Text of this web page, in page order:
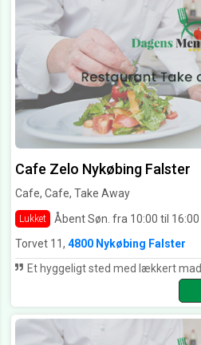
Cafe Zelo Nykøbing Falster
Cafe, Cafe, Take Away
Lukket Åbent Søn. fra 10:00 til 16:00
Torvet 11, 4800 Nykøbing Falster
Et hyggeligt sted med lækkert mad